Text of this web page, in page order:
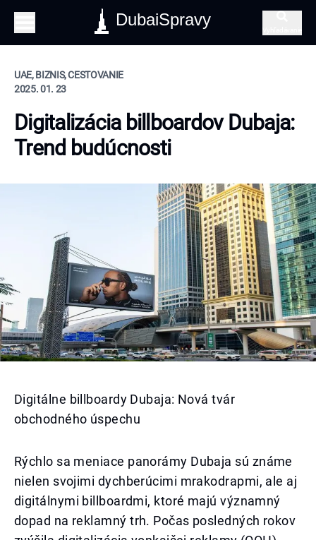
DubaiSpravy
UAE, BIZNIS, CESTOVANIE
2025. 01. 23
Digitalizácia billboardov Dubaja:
Trend budúcnosti
Digitálne billboardy Dubaja: Nová tvár
obchodného úspechu
Rýchlo sa meniace panorámy Dubaja sú známe
nielen svojimi dychberúcimi mrakodrapmi, ale aj
digitálnymi billboardmi, ktoré majú významný
dopad na reklamný trh. Počas posledných rokov